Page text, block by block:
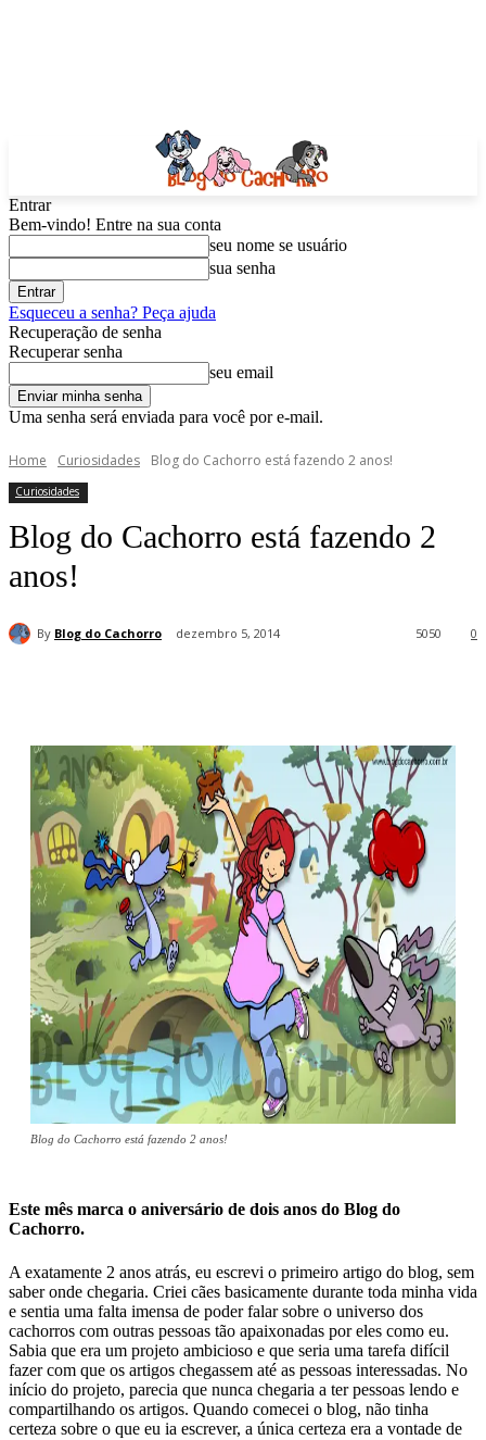
Entrar
Bem-vindo! Entre na sua conta
seu nome se usuário
sua senha
Esqueceu a senha? Peça ajuda
Recuperação de senha
Recuperar senha
seu email
Uma senha será enviada para você por e-mail.
Home Curiosidades Blog do Cachorro está fazendo 2 anos!
Curiosidades
Blog do Cachorro está fazendo 2
anos!
By Blog do Cachorro dezembro 5, 2014 0
5050
Blog do Cachorro está fazendo 2 anos!
Este mês marca o aniversário de dois anos do Blog do
Cachorro.
A exatamente 2 anos atrás, eu escrevi o primeiro artigo do blog, sem
saber onde chegaria. Criei cães basicamente durante toda minha vida
e sentia uma falta imensa de poder falar sobre o universo dos
cachorros com outras pessoas tão apaixonadas por eles como eu.
Sabia que era um projeto ambicioso e que seria uma tarefa difícil
fazer com que os artigos chegassem até as pessoas interessadas. No
início do projeto, parecia que nunca chegaria a ter pessoas lendo e
compartilhando os artigos. Quando comecei o blog, não tinha
certeza sobre o que eu ia escrever, a única certeza era a vontade de